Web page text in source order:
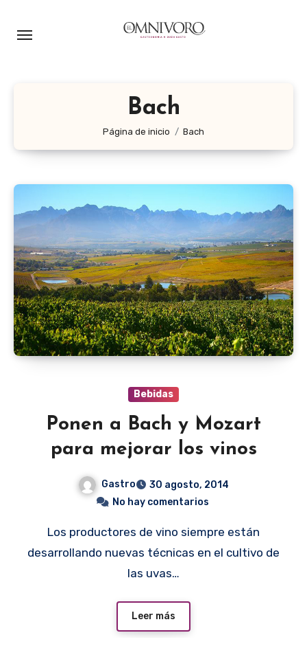
Bach
Página de inicio Bach
Bebidas
Ponen a Bach y Mozart
para mejorar los vinos
Gastro
30 agosto, 2014
No hay comentarios
Los productores de vino siempre están
desarrollando nuevas técnicas en el cultivo de
las uvas…
Leer más